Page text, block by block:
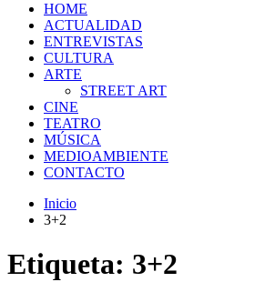
HOME
ACTUALIDAD
ENTREVISTAS
CULTURA
ARTE
STREET ART
CINE
TEATRO
MÚSICA
MEDIOAMBIENTE
CONTACTO
Inicio
3+2
Etiqueta: 3+2